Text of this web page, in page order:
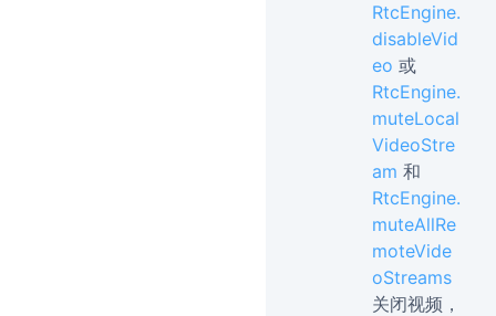
RtcEngine.
disableVid
eo 或
RtcEngine.
muteLocal
VideoStre
am 和
RtcEngine.
muteAllRe
moteVide
oStreams
关闭视频，